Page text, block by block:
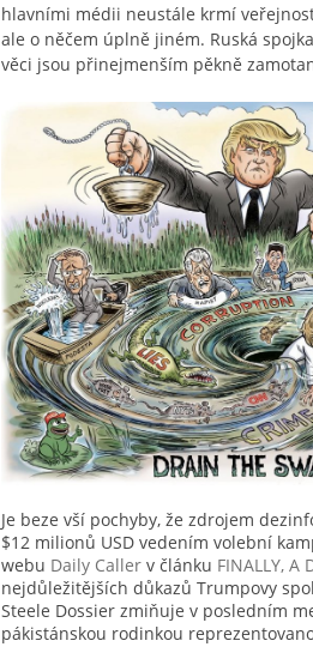
hlavními médii neustále krmí
ale o něčem úplně jiném. Ruská
věci jsou přinejmenším pěkně
Je beze vší pochyby, že zdrojem
$12 milionů USD vedením volební
webu Daily Callerv článku FINALLY,
nejdůležitějších důkazů Trumpovy
Steele Dossier zmiňuje v posledním
pákistánskou rodinkou